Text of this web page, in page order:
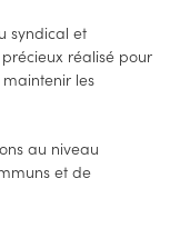
syndical et
réalisé pour
les
au niveau
et de